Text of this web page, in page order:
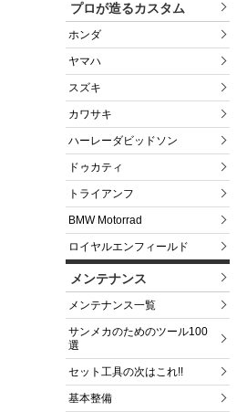
プロが造るカスタム
ホンダ
ヤマハ
スズキ
カワサキ
ハーレーダビッドソン
ドゥカティ
トライアンフ
BMW Motorrad
ロイヤルエンフィールド
メンテナンス
メンテナンス一覧
サンメカのためのツール100
選
セット工具の次はこれ!!
基本整備